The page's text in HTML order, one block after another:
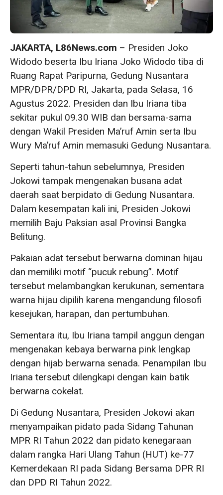
JAKARTA, L86News.com – Presiden Joko
Widodo beserta Ibu Iriana Joko Widodo tiba di
Ruang Rapat Paripurna, Gedung Nusantara
MPR/DPR/DPD RI, Jakarta, pada Selasa, 16
Agustus 2022. Presiden dan Ibu Iriana tiba
sekitar pukul 09.30 WIB dan bersama-sama
dengan Wakil Presiden Ma’ruf Amin serta Ibu
Wury Ma’ruf Amin memasuki Gedung Nusantara.
Seperti tahun-tahun sebelumnya, Presiden
Jokowi tampak mengenakan busana adat
daerah saat berpidato di Gedung Nusantara.
Dalam kesempatan kali ini, Presiden Jokowi
memilih Baju Paksian asal Provinsi Bangka
Belitung.
Pakaian adat tersebut berwarna dominan hijau
dan memiliki motif “pucuk rebung”. Motif
tersebut melambangkan kerukunan, sementara
warna hijau dipilih karena mengandung filosofi
kesejukan, harapan, dan pertumbuhan.
Sementara itu, Ibu Iriana tampil anggun dengan
mengenakan kebaya berwarna pink lengkap
dengan hijab berwarna senada. Penampilan Ibu
Iriana tersebut dilengkapi dengan kain batik
berwarna cokelat.
Di Gedung Nusantara, Presiden Jokowi akan
menyampaikan pidato pada Sidang Tahunan
MPR RI Tahun 2022 dan pidato kenegaraan
dalam rangka Hari Ulang Tahun (HUT) ke-77
Kemerdekaan RI pada Sidang Bersama DPR RI
dan DPD RI Tahun 2022.